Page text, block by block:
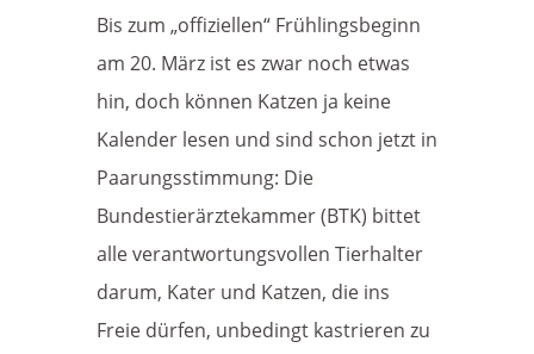
Bis zum „offiziellen“ Frühlingsbeginn
am 20. März ist es zwar noch etwas
hin, doch können Katzen ja keine
Kalender lesen und sind schon jetzt in
Paarungsstimmung: Die
Bundestierärztekammer (BTK) bittet
alle verantwortungsvollen Tierhalter
darum, Kater und Katzen, die ins
Freie dürfen, unbedingt kastrieren zu